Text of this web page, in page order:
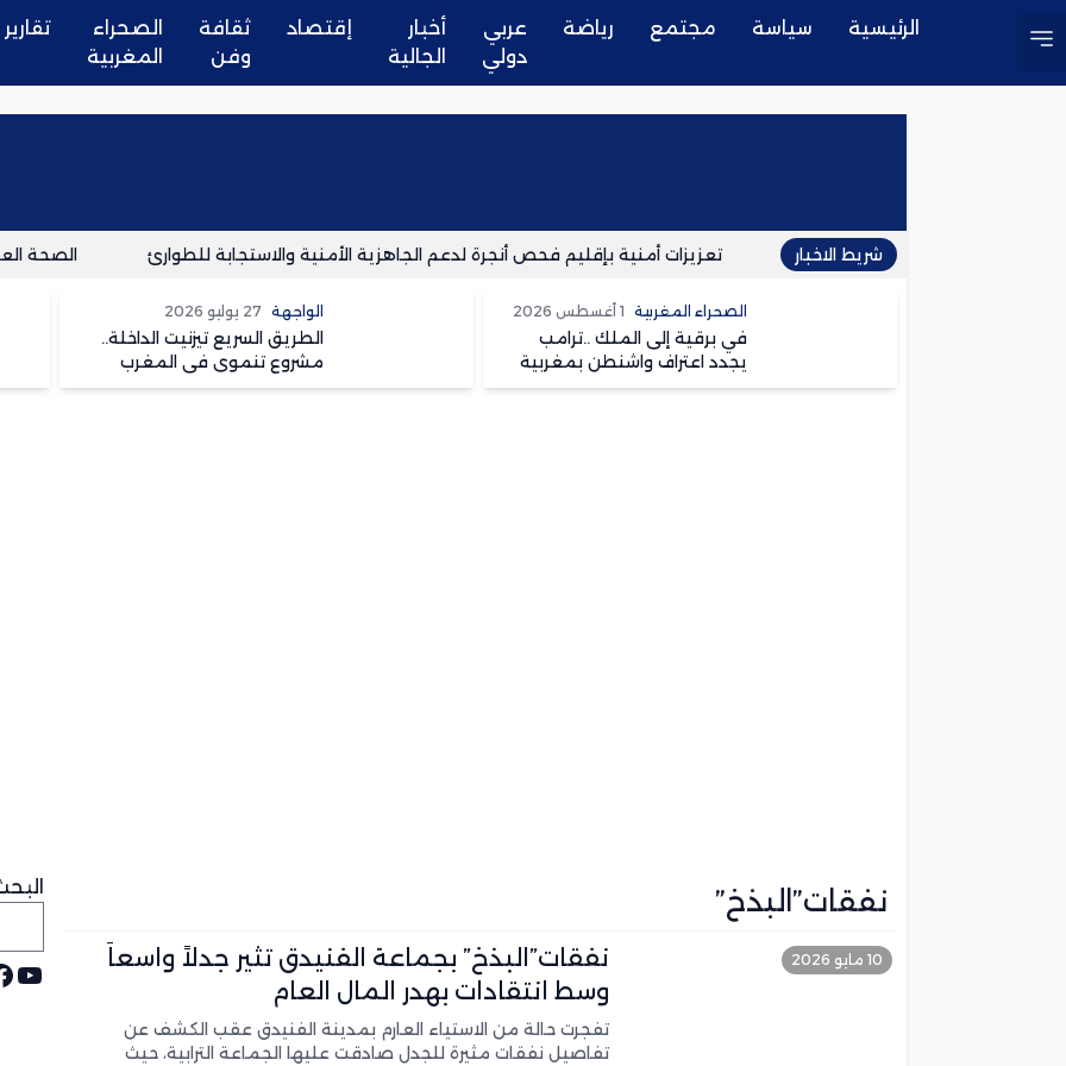
الرئيسية سياسة مجتمع رياضة
عربي
دولي
أخبار
الجالية
إقتصاد
ثقافة
وفن
الصحراء
المغربية
تقارير
شريط الاخبار الصحة تعزيزات أمنية بإقليم فحص أنجرة لدعم الجاهزية الأمنية والاستجابة للطوارئ
الصحراء المغربية 1 أغسطس 2026
في برقية إلى الملك ..ترامب
يجدد اعتراف واشنطن بمغربية
الصحراء
الواجهة 27 يوليو 2026
الطريق السريع تيزنيت الداخلة..
مشروع تنموي في المغرب
وسعار في الجزائر
نفقات”البذخ”
10 مايو 2026
نفقات”البذخ” بجماعة الفنيدق تثير جدلاً واسعاً
وسط انتقادات بهدر المال العام
تفجرت حالة من الاستياء العارم بمدينة الفنيدق عقب الكشف عن
تفاصيل نفقات مثيرة للجدل صادقت عليها الجماعة الترابية، حيث